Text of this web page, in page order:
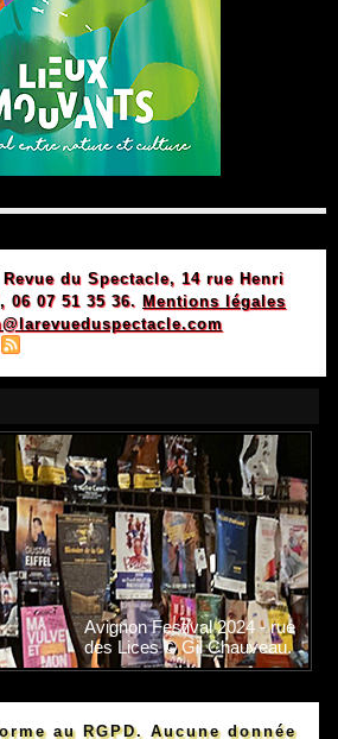
du Spectacle, 14 rue Henri
06 07 51 35 36. Mentions légales
Avignon Festival 2024 - rue
des Lices © Gil Chauveau.
au RGPD. Aucune donnée